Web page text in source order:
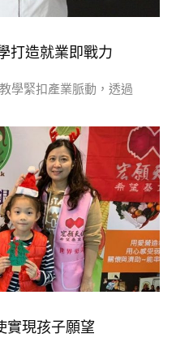
打造就業即戰力
學緊扣產業脈動，透過
實現孩子願望